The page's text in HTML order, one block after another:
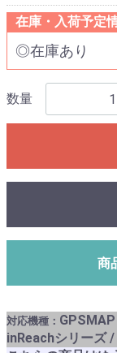
在庫・入荷予定
◎在庫あり
数量
商
対応機種：
inReachシリーズ